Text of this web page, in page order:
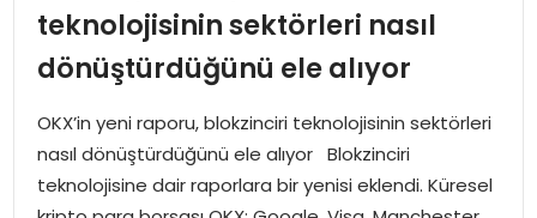
SOSYAL HABER
SPOR
EKONOMI
teknolojisinin sektörleri nasıl
dönüştürdüğünü ele alıyor
OKX’in yeni raporu, blokzinciri teknolojisinin sektörleri
nasıl dönüştürdüğünü ele alıyor Blokzinciri
teknolojisine dair raporlara bir yenisi eklendi. Küresel